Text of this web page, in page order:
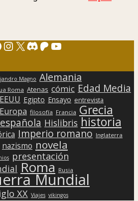
Instagram
X Discord
Patreon
YouTube
Magno Alemania
Roma Atenas cómic Edad Media
EEUU Egipto Ensayo entrevista
Europa filosofía Francia Grecia
Hislibris historia
Imperio romano Inglaterra
nazismo novela
presentación
Roma Rusia
Mundial
XX Viajes vikingos